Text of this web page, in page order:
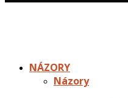
NÁZORY
Názory